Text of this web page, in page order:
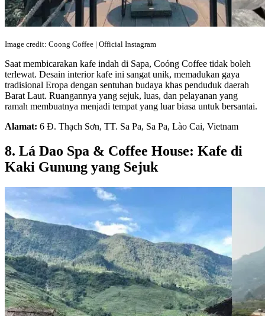
Image credit: Coong Coffee | Official Instagram
Saat membicarakan kafe indah di Sapa, Coóng Coffee tidak boleh
terlewat. Desain interior kafe ini sangat unik, memadukan gaya
tradisional Eropa dengan sentuhan budaya khas penduduk daerah
Barat Laut. Ruangannya yang sejuk, luas, dan pelayanan yang
ramah membuatnya menjadi tempat yang luar biasa untuk bersantai.
Alamat: 6 Đ. Thạch Sơn, TT. Sa Pa, Sa Pa, Lào Cai, Vietnam
8. Lá Dao Spa & Coffee House: Kafe di
Kaki Gunung yang Sejuk